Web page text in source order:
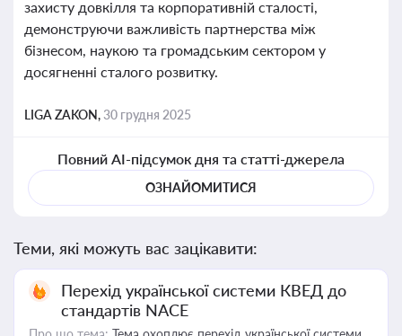
захисту довкілля та корпоративній сталості,
демонструючи важливість партнерства між
бізнесом, наукою та громадським сектором у
досягненні сталого розвитку.
LIGA ZAKON,30 грудня 2025
Повний AI-підсумок дня та статті-джерела
ОЗНАЙОМИТИСЯ
Теми, які можуть вас зацікавити:
Перехід української системи КВЕД до
стандартів NACE